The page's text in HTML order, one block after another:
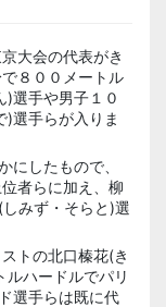
大会の代表がき
８００メートル
)選手や男子１０
)選手らが入りま
にしたもので、
者らに加え、柳
みず・そらと)選
トの北口榛花(き
ハードルでパリ
選手らは既に代